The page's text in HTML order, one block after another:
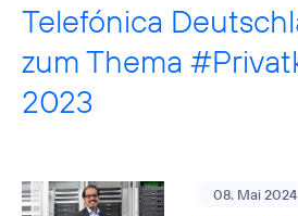
Telefónica
zum Thema
2023
08. Mai 2024